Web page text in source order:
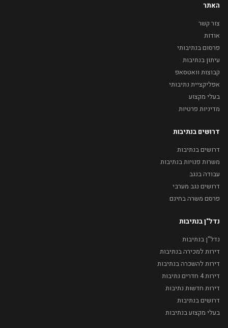
האתר
צור קשר
אודות
פרסום בנתיבותי
עיתון בנתיבות
קבוצות וואטסאפ
אפליקציית נתיבותי
בעלי מקצוע
מדיניות פרטיות
דרושים בנתיבות
דרושים בנתיבות
משרות פנויות בנתיבות
עבודה בנגב
דרושים נגב מערבי
פרסם משרה בחינם
נדל"ן בנתיבות
נדל"ן בנתיבות
דירות למכירה בנתיבות
דירות להשכרה בנתיבות
דירות 4 חדרים נתיבות
דירות חדשות נתיבות
דרושים בנתיבות
בעלי מקצוע בנתיבות